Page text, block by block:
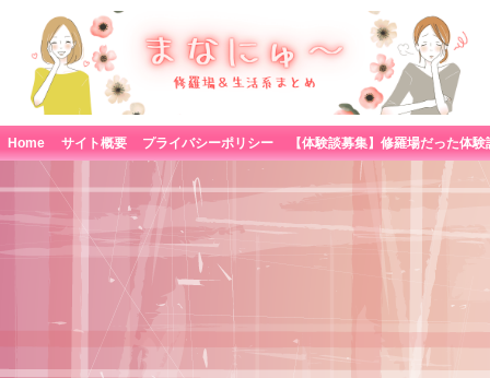
Home サイト概要 プライバシーポリシー